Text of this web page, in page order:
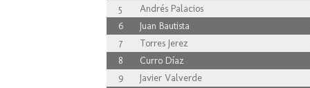
5
Andrés Palacios
6
Juan Bautista
7
Torres Jerez
8
Curro Díaz
9
Javier Valverde